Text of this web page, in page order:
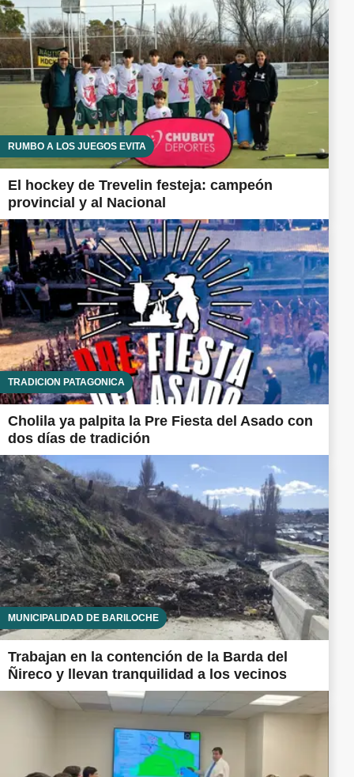
RUMBO A LOS JUEGOS EVITA
El hockey de Trevelin festeja: campeón
provincial y al Nacional
TRADICIÓN PATAGÓNICA
Cholila ya palpita la Pre Fiesta del Asado con
dos días de tradición
MUNICIPALIDAD DE BARILOCHE
Trabajan en la contención de la Barda del
Ñireco y llevan tranquilidad a los vecinos